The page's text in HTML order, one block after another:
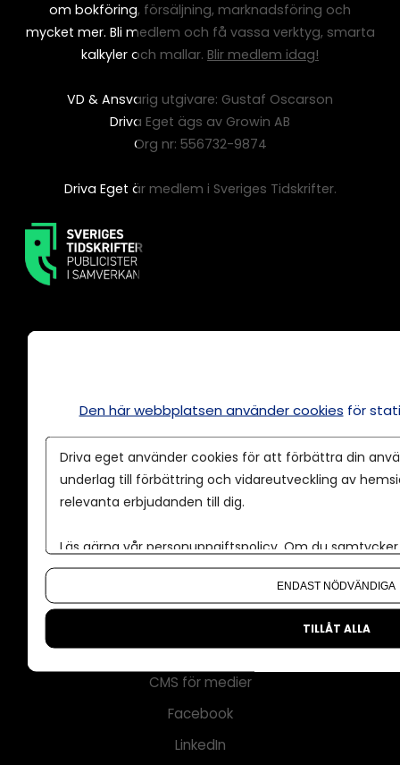
om bokföring, försäljning, marknadsföring och
mycket mer. Bli medlem och få vassa verktyg, smarta
kalkyler och mallar. Blir medlem idag!
VD & Ansvarig utgivare: Gustaf Oscarson
Driva Eget ägs av Growin AB
Org nr: 556732-9874
Driva Eget är medlem i Sveriges Tidskrifter.
Våra användarvillkor
Policy för AI
Tillgänglighet
Nyhetsbrev
CMS för medier
Facebook
LinkedIn
Den här webbplatsen använder cookies för
Driva eget använder cookies för att förbättra din
underlag till förbättring och vidareutveckling av
relevanta erbjudanden till dig.
Läs gärna vår personuppgiftspolicy. Om du
Om du vill ändra ditt val i efterhand hittar du den
ENDAST NÖDVÄNDIGA
TILLÅT ALLA